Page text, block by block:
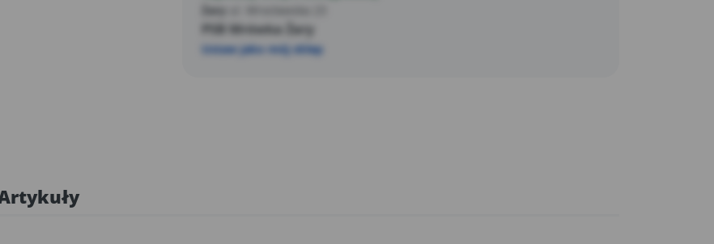
Żary
PSB Mrówka Żary
Ustaw jako mój sklep